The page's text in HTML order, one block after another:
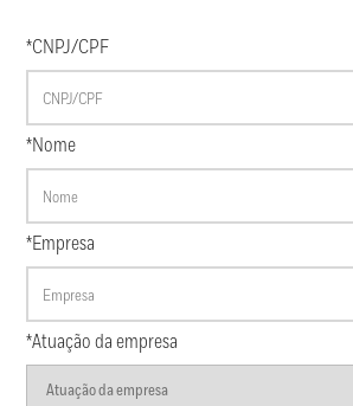
*CNPJ/CPF
*Nome
*Empresa
*Atuação da empresa